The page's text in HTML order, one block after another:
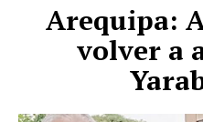
Arequipa:
volver a